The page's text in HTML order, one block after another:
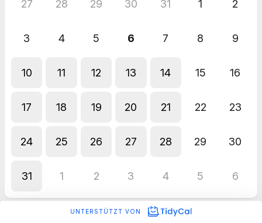
27 28 29 30 31 1 2
3 4 5 6 7 8 9
10 11 12 13 14 15 16
17 18 19 20 21 22 23
24 25 26 27 28 29 30
31 1 2 3 4 5 6
UNTERSTÜTZT VON